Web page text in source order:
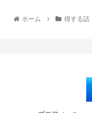
ホーム 得する話